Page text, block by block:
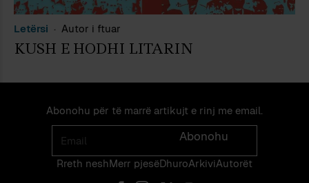
Letërsi Autor i ftuar
KUSH E HODHI LITARIN
Abonohu për të marrë artikujt e rinj me email.
Email
Abonohu
Rreth neshMerr pjes​​ë​DhuroArkiviAutorët